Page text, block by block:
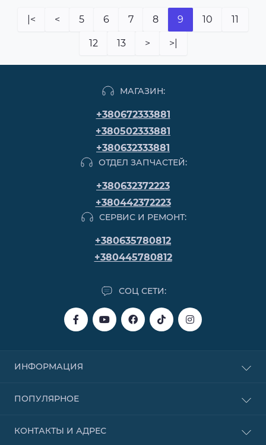
|< < 5 6 7 8 9 10 11
12 13 > >|
МАГАЗИН:
+380672333881
+380502333881
+380632333881
ОТДЕЛ ЗАПЧАСТЕЙ:
+380632372223
+380442372223
СЕРВИС И РЕМОНТ:
+380635780812
+380445780812
СОЦ СЕТИ:
ИНФОРМАЦИЯ
Покупка в рассрочку
Договор публичной оферты
ПОПУЛЯРНОЕ
Надувные лодки
КОНТАКТЫ И АДРЕС